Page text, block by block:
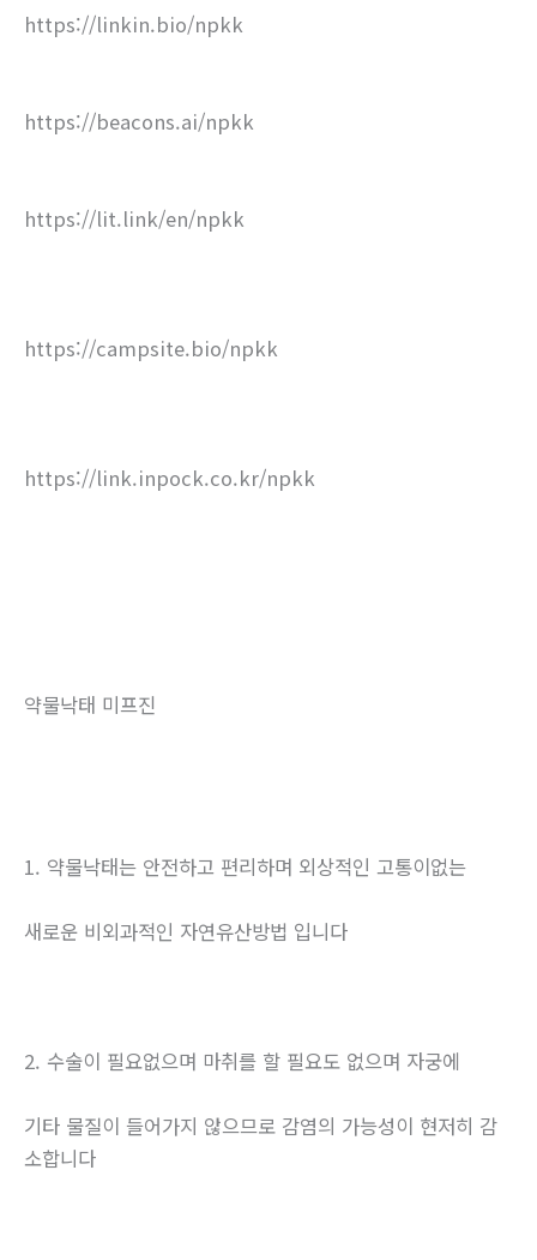
https://linkin.bio/npkk
https://beacons.ai/npkk
https://lit.link/en/npkk
https://campsite.bio/npkk
https://link.inpock.co.kr/npkk
약물낙태 미프진
1. 약물낙태는 안전하고 편리하며 외상적인 고통이없는
새로운 비외과적인 자연유산방법 입니다
2. 수술이 필요없으며 마취를 할 필요도 없으며 자궁에
기타 물질이 들어가지 않으므로 감염의 가능성이 현저히 감
소합니다